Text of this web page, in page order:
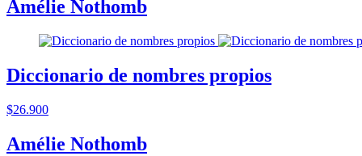
Amélie Nothomb
Diccionario de nombres propios
$26.900
Amélie Nothomb